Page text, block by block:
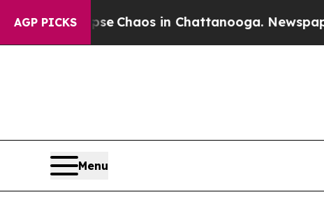
AGP PICKS
CollapseChaos in Chattanooga. Newspaper
Menu